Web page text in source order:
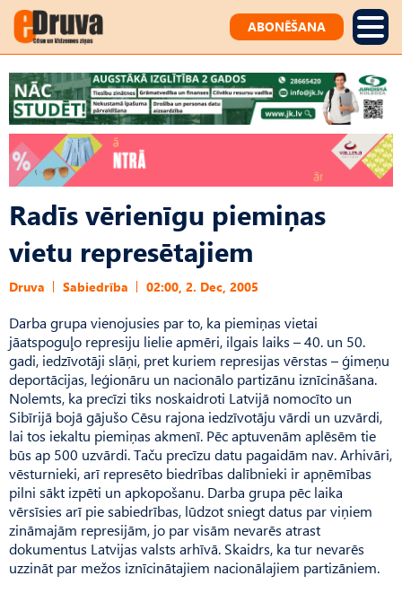
ABONĒŠANA
Radīs vērienīgu piemiņas
vietu represētajiem
Druva Sabiedrība 02:00, 2. Dec, 2005
Darba grupa vienojusies par to, ka piemiņas vietai
jāatspoguļo represiju lielie apmēri, ilgais laiks – 40. un 50.
gadi, iedzīvotāji slāņi, pret kuriem represijas vērstas – ģimeņu
deportācijas, leģionāru un nacionālo partizānu iznīcināšana.
Nolemts, ka precīzi tiks noskaidroti Latvijā nomocīto un
Sibīrijā bojā gājušo Cēsu rajona iedzīvotāju vārdi un uzvārdi,
lai tos iekaltu piemiņas akmenī. Pēc aptuvenām aplēsēm tie
būs ap 500 uzvārdi. Taču precīzu datu pagaidām nav. Arhivāri,
vēsturnieki, arī represēto biedrības dalībnieki ir apņēmības
pilni sākt izpēti un apkopošanu. Darba grupa pēc laika
vērsīsies arī pie sabiedrības, lūdzot sniegt datus par viņiem
zināmajām represijām, jo par visām nevarēs atrast
dokumentus Latvijas valsts arhīvā. Skaidrs, ka tur nevarēs
uzzināt par mežos iznīcinātajiem nacionālajiem partizāniem.